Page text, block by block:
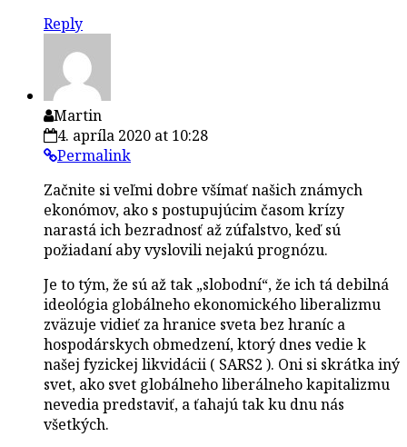
Reply
Martin
4. apríla 2020 at 10:28
Permalink
Začnite si veľmi dobre všímať našich známych
ekonómov, ako s postupujúcim časom krízy
narastá ich bezradnosť až zúfalstvo, keď sú
požiadaní aby vyslovili nejakú prognózu.
Je to tým, že sú až tak „slobodní“, že ich tá debilná
ideológia globálneho ekonomického liberalizmu
zväzuje vidieť za hranice sveta bez hraníc a
hospodárskych obmedzení, ktorý dnes vedie k
našej fyzickej likvidácii ( SARS2 ). Oni si skrátka iný
svet, ako svet globálneho liberálneho kapitalizmu
nevedia predstaviť, a ťahajú tak ku dnu nás
všetkých.